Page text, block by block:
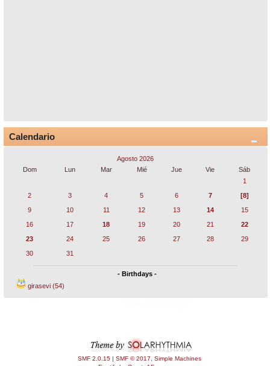
Calendario
Agosto 2026
Dom
Lun Mar Mié Jue Vie
Sáb
1
2
3 4 5 6 7
[8]
9
10 11 12 13 14
15
16
17 18 19 20 21
22
23
24 25 26 27 28
29
30
31
- Birthdays -
girasevi (54)
SMF 2.0.15 | SMF © 2017
Simple Machines